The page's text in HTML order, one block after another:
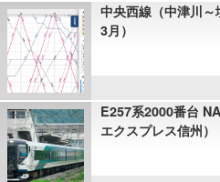
中央西線（中津川
3月）
E257系2000番台
エクスプレス信州）